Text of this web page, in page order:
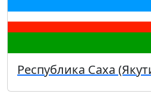
Республика Саха